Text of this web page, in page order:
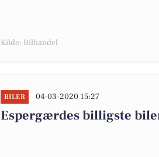
Kilde: Bilhandel
BILER 04-03-2020 15:27
Espergærdes billigste